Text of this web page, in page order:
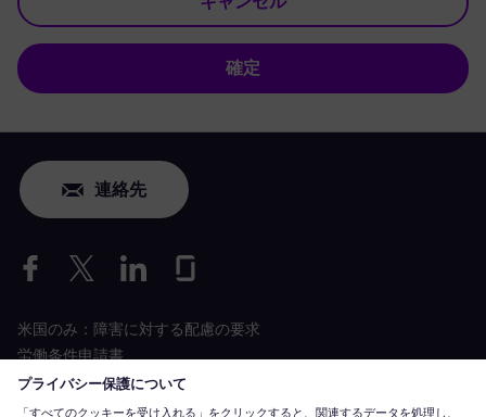
確定
連絡先
米国のみ：障害に対する配慮の要求
労働条件申請書
siemens-energy.comグローバルウェブサイト